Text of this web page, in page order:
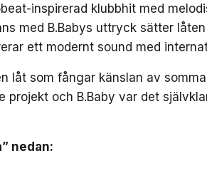
inspirerad klubbhit med
med B.Babys uttryck sätter
ett modernt sound med
låt som fångar känslan av
projekt och B.Baby var det
nedan: